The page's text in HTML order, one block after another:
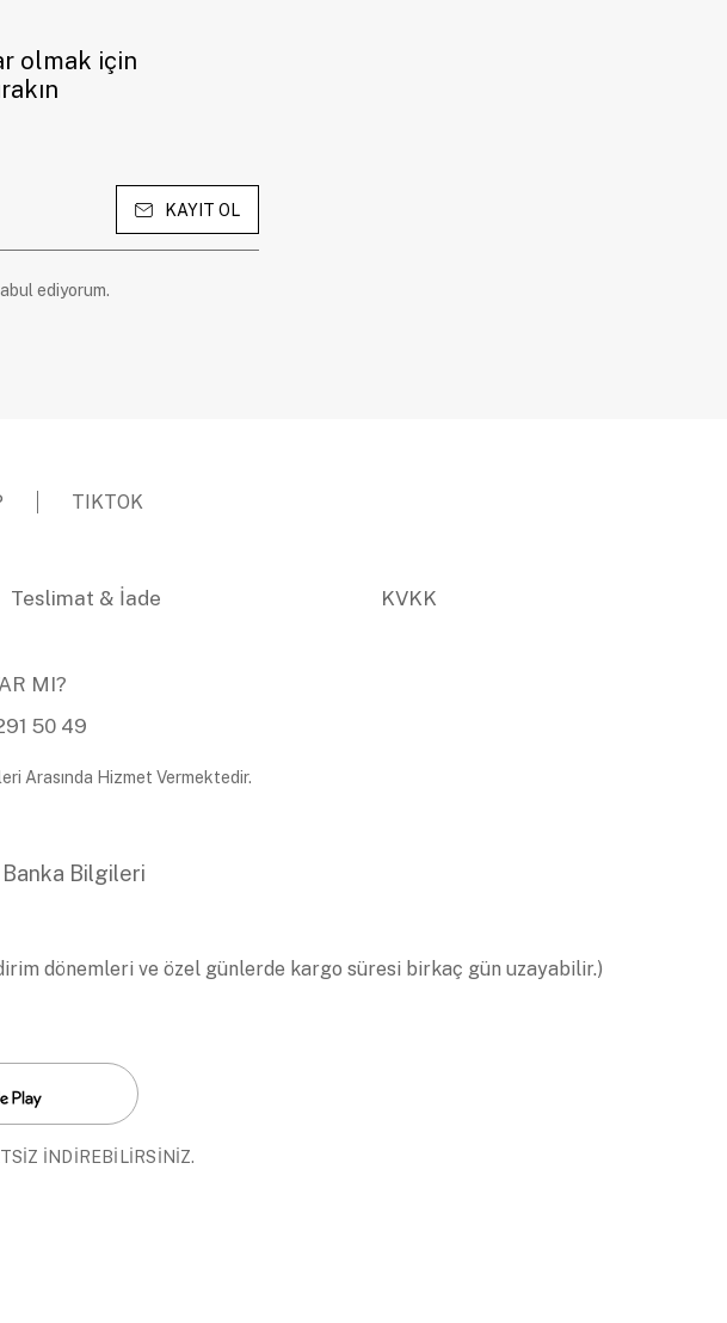
olmak için
KAYIT OL
ediyorum.
TIKTOK
Teslimat & İade KVKK
MI?
50 49
Arasında Hizmet Vermektedir.
Banka Bilgileri
dönemleri ve özel günlerde kargo süresi birkaç gün uzayabilir.)
İNDİREBİLİRSİNİZ.